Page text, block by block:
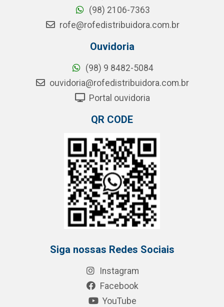
(98) 2106-7363
rofe@rofedistribuidora.com.br
Ouvidoria
(98) 9 8482-5084
ouvidoria@rofedistribuidora.com.br
Portal ouvidoria
QR CODE
Siga nossas Redes Sociais
Instagram
Facebook
YouTube